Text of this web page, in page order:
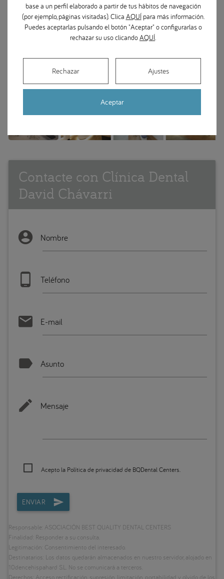
Contacte con Clínica Dental
David Chávarri
Nombre
Teléfono
E-mail
Asunto
Mensaje
Acepto la Política de privacidad de BQDental Centers.
ENVIAR
Responsable: ASOCIACIÓN BEST QUALITY DENTAL CENTERS
Finalidad: Responder a su consulta.
Legitimación: Consentimiento del interesado.
Destinatarios: Los datos quedarán almacenados en nuestro servidor, alojado en
10dencehispahard S.L. No se comunicará a terceros.
Derechos: Acceso, rectificación, supresión, limitación, portabilidad y olvido de los
base a un perfil elaborado a partir de tus hábitos de navegación
(por ejemplo, páginas visitadas). Clica AQUÍpara más información.
Puedes aceptarlas pulsando el botón "Aceptar" o configurarlas o
rechazar su uso clicandoAQUÍ
Aceptar
Rechazar Ajustes